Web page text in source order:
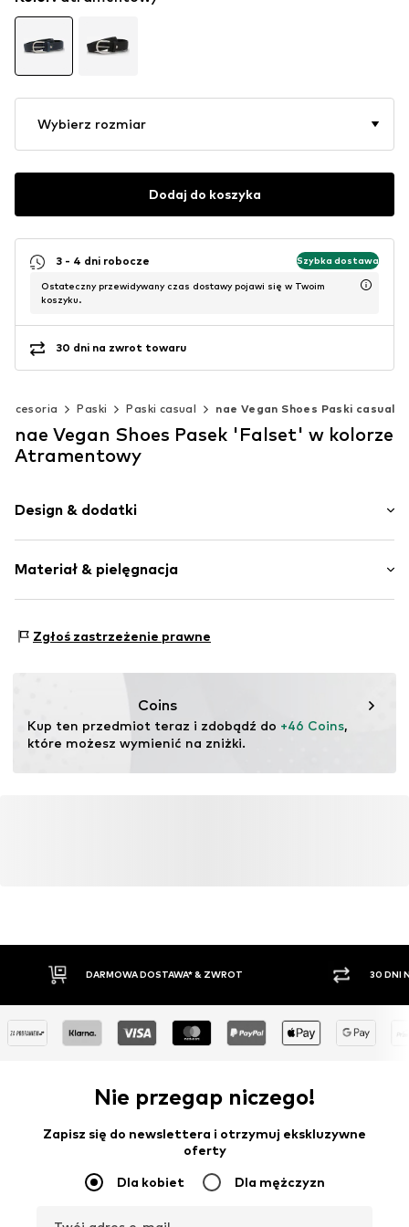
Wybierz rozmiar
Dodaj do koszyka
3 - 4 dni robocze Szybka dostawa
Ostateczny przewidywany czas dostawy pojawi się w Twoim
koszyku.
30 dni na zwrot towaru
Akcesoria Paski Paski casual nae Vegan Shoes Paski casual
nae Vegan Shoes Pasek 'Falset' w kolorze
Atramentowy
Design & dodatki
Zdobiona powierzchnia
Klamra
Nr artykułu BeltFalset_Blue_Micro_80/32
Materiał & pielęgnacja
Kraj pochodzenia: Portugalia
Zgłoś zastrzeżenie prawne
Coins
Kup ten przedmiot teraz i zdobądź do +46 Coins,
które możesz wymienić na zniżki.
DARMOWA DOSTAWA* & ZWROT 30 DNI
Nie przegap niczego!
Zapisz się do newslettera i otrzymuj ekskluzywne
oferty
Dla kobiet Dla mężczyzn